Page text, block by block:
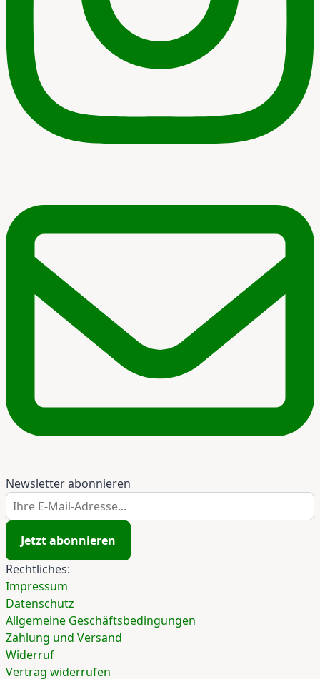
Newsletter abonnieren
Ihre E-Mail-Adresse...
Jetzt abonnieren
Rechtliches:
Impressum
Datenschutz
Allgemeine Geschäftsbedingungen
Zahlung und Versand
Widerruf
Vertrag widerrufen